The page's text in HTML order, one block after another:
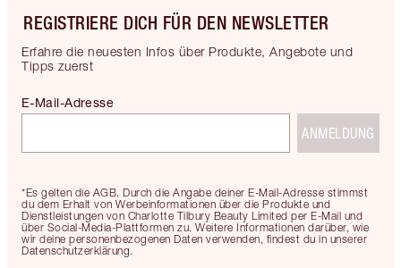
REGISTRIERE DICH FÜR DEN NEWSLETTER
Erfahre die neuesten Infos über Produkte, Angebote und
Tipps zuerst
*Es gelten die AGB. Durch die Angabe deiner E-Mail-Adresse stimmst
du dem Erhalt von Werbeinformationen über die Produkte und
Dienstleistungen von Charlotte Tilbury Beauty Limited per E-Mail und
über Social-Media-Plattformen zu. Weitere Informationen darüber, wie
wir deine personenbezogenen Daten verwenden, findest du in unserer
Datenschutzerklärung.
E-Mail-Adresse
ANMELDUNG